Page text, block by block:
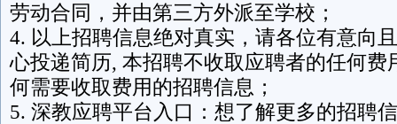
劳动合同，并由第三方外派至学校；
4. 以上招聘信息绝对真实，请各位有意向
心投递简历, 本招聘不收取应聘者的任何费
何需要收取费用的招聘信息；
5. 深教应聘平台入口：想了解更多的招聘